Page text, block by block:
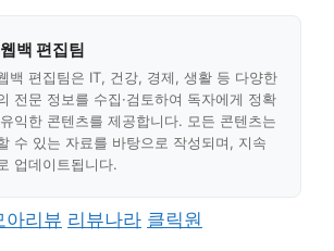
백 편집팀
백 편집팀은 IT, 건강, 경제, 생활 등 다양한
전문 정보를 수집·검토하여 독자에게 정확
익한 콘텐츠를 제공합니다. 모든 콘텐츠는
수 있는 자료를 바탕으로 작성되며, 지속
업데이트됩니다.
아리뷰 리뷰나라 클릭원